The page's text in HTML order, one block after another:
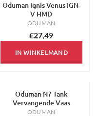
Oduman Ignis Venus IGN-
V HMD
ODUMAN
€27,49
IN WINKELMAND
Oduman N7 Tank
Vervangende Vaas
ODUMAN